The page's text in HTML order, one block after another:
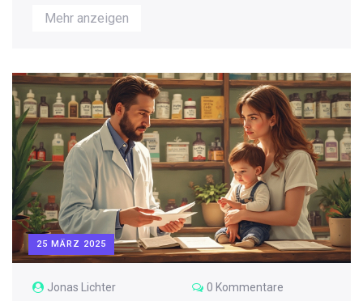
Dieser Artikel untersucht die Wirkweise von CBD,
die Unterschiede zu THC und bietet Tipps, wie man
zu diesem Thema sagen und wie man das passende
Produkt auswählt.
Mehr anzeigen
25 MÄRZ 2025
Jonas Lichter 0 Kommentare